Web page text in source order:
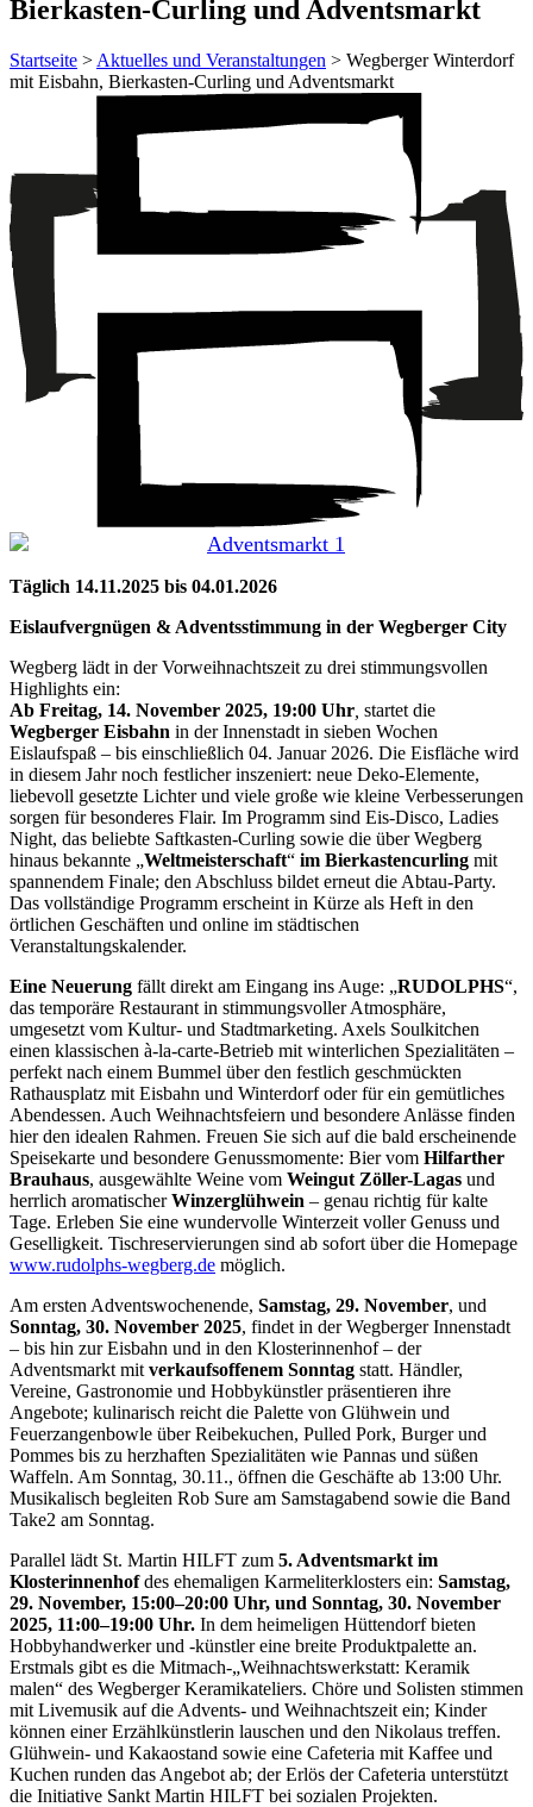
Bierkasten-Curling und Adventsmarkt
Startseite > Aktuelles und Veranstaltungen > Wegberger Winterdorf
mit Eisbahn, Bierkasten-Curling und Adventsmarkt
Täglich 14.11.2025 bis 04.01.2026
Eislaufvergnügen & Adventsstimmung in der Wegberger City
Wegberg lädt in der Vorweihnachtszeit zu drei stimmungsvollen
Highlights ein:
Ab Freitag, 14. November 2025, 19:00 Uhr startet die
Wegberger Eisbahn in der Innenstadt in sieben Wochen
Eislaufspaß – bis einschließlich 04. Januar 2026. Die Eisfläche wird
in diesem Jahr noch festlicher inszeniert: neue Deko-Elemente,
liebevoll gesetzte Lichter und viele große wie kleine Verbesserungen
sorgen für besonderes Flair. Im Programm sind Eis-Disco, Ladies
Night, das beliebte Saftkasten-Curling sowie die über Wegberg
hinaus bekannte „Weltmeisterschaft“ im Bierkastencurling mit
spannendem Finale; den Abschluss bildet erneut die Abtau-Party.
Das vollständige Programm erscheint in Kürze als Heft in den
örtlichen Geschäften und online im städtischen
Veranstaltungskalender.
Eine Neuerung fällt direkt am Eingang ins Auge: „RUDOLPHS“,
das temporäre Restaurant in stimmungsvoller Atmosphäre,
umgesetzt vom Kultur- und Stadtmarketing. Axels Soulkitchen
einen klassischen à-la-carte-Betrieb mit winterlichen Spezialitäten –
perfekt nach einem Bummel über den festlich geschmückten
Rathausplatz mit Eisbahn und Winterdorf oder für ein gemütliches
Abendessen. Auch Weihnachtsfeiern und besondere Anlässe finden
hier den idealen Rahmen. Freuen Sie sich auf die bald erscheinende
Speisekarte und besondere Genussmomente: Bier vom Hilfarther
Brauhaus, ausgewählte Weine vom Weingut Zöller-Lagas und
herrlich aromatischerWinzerglühwein – genau richtig für kalte
Tage. Erleben Sie eine wundervolle Winterzeit voller Genuss und
Geselligkeit. Tischreservierungen sind ab sofort über die Homepage
www.rudolphs-wegberg.de möglich.
Am ersten Adventswochenende, Samstag, 29. November, und
Sonntag, 30. November 2025, findet in der Wegberger Innenstadt
– bis hin zur Eisbahn und in den Klosterinnenhof – der
Adventsmarkt mit verkaufsoffenem Sonntag statt. Händler,
Vereine, Gastronomie und Hobbykünstler präsentieren ihre
Angebote; kulinarisch reicht die Palette von Glühwein und
Feuerzangenbowle über Reibekuchen, Pulled Pork, Burger und
Pommes bis zu herzhaften Spezialitäten wie Pannas und süßen
Waffeln. Am Sonntag, 30.11., öffnen die Geschäfte ab 13:00 Uhr.
Musikalisch begleiten Rob Sure am Samstagabend sowie die Band
Take2 am Sonntag.
Parallel lädt St. Martin HILFT zum 5. Adventsmarkt im
Klosterinnenhofdes ehemaligen Karmeliterklosters ein: Samstag,
29. November, 15:00–20:00 Uhr, und Sonntag, 30. November
2025, 11:00–19:00 Uhr. In dem heimeligen Hüttendorf bieten
Hobbyhandwerker und -künstler eine breite Produktpalette an.
Erstmals gibt es die Mitmach-„Weihnachtswerkstatt: Keramik
malen“ des Wegberger Keramikateliers. Chöre und Solisten stimmen
mit Livemusik auf die Advents- und Weihnachtszeit ein; Kinder
können einer Erzählkünstlerin lauschen und den Nikolaus treffen.
Glühwein- und Kakaostand sowie eine Cafeteria mit Kaffee und
Kuchen runden das Angebot ab; der Erlös der Cafeteria unterstützt
die Initiative Sankt Martin HILFT bei sozialen Projekten.